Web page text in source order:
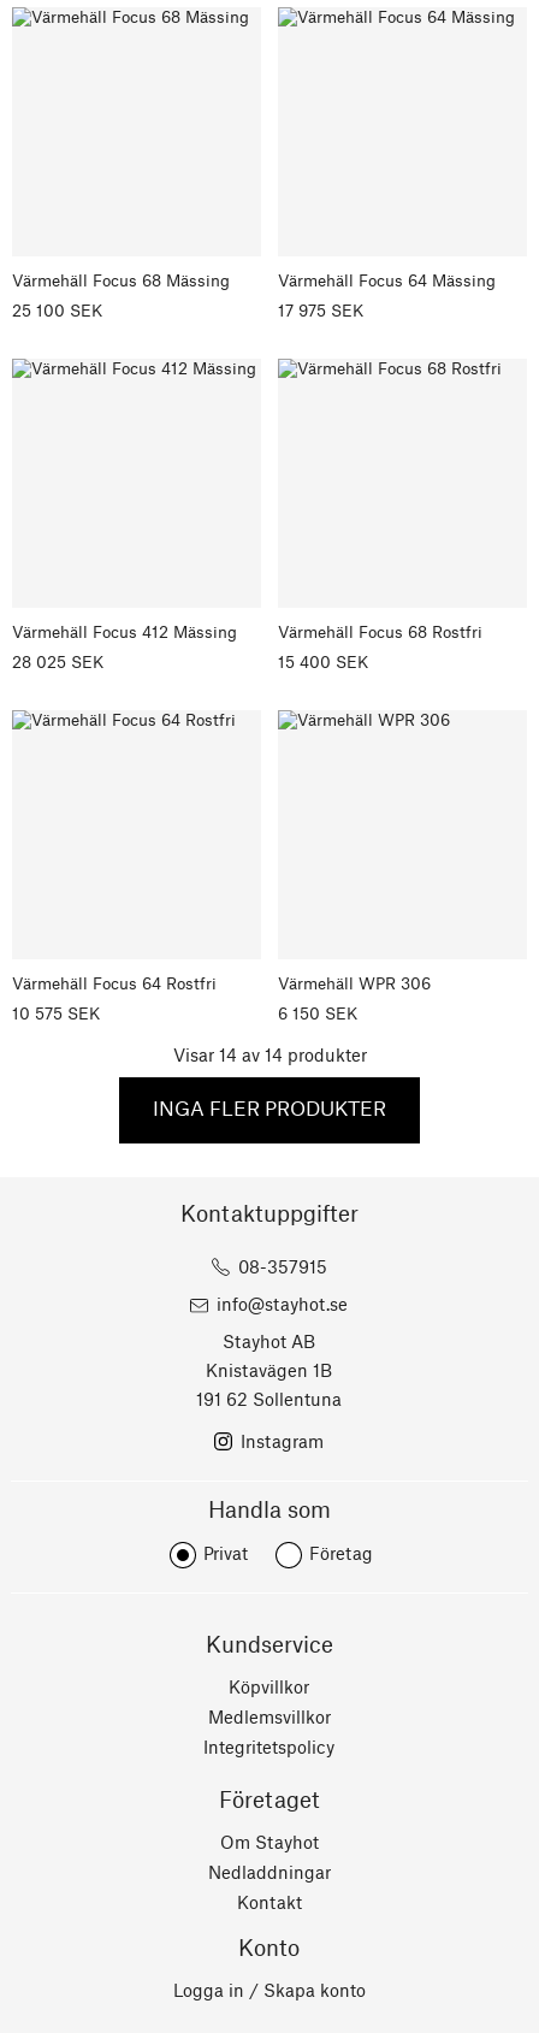
Värmehäll Focus 68 Mässing
25 100 SEK
Värmehäll Focus 64 Mässing
17 975 SEK
Värmehäll Focus 412 Mässing
28 025 SEK
Värmehäll Focus 68 Rostfri
15 400 SEK
Värmehäll Focus 64 Rostfri
10 575 SEK
Värmehäll WPR 306
6 150 SEK
Visar 14 av 14 produkter
INGA FLER PRODUKTER
Kontaktuppgifter
Stayhot AB
Knistavägen 1B
191 62 Sollentuna
08-357915
info@stayhot.se
Instagram
Handla som
Privat Företag
Kundservice
Köpvillkor
Medlemsvillkor
Integritetspolicy
Företaget
Om Stayhot
Nedladdningar
Kontakt
Konto
Logga in / Skapa konto